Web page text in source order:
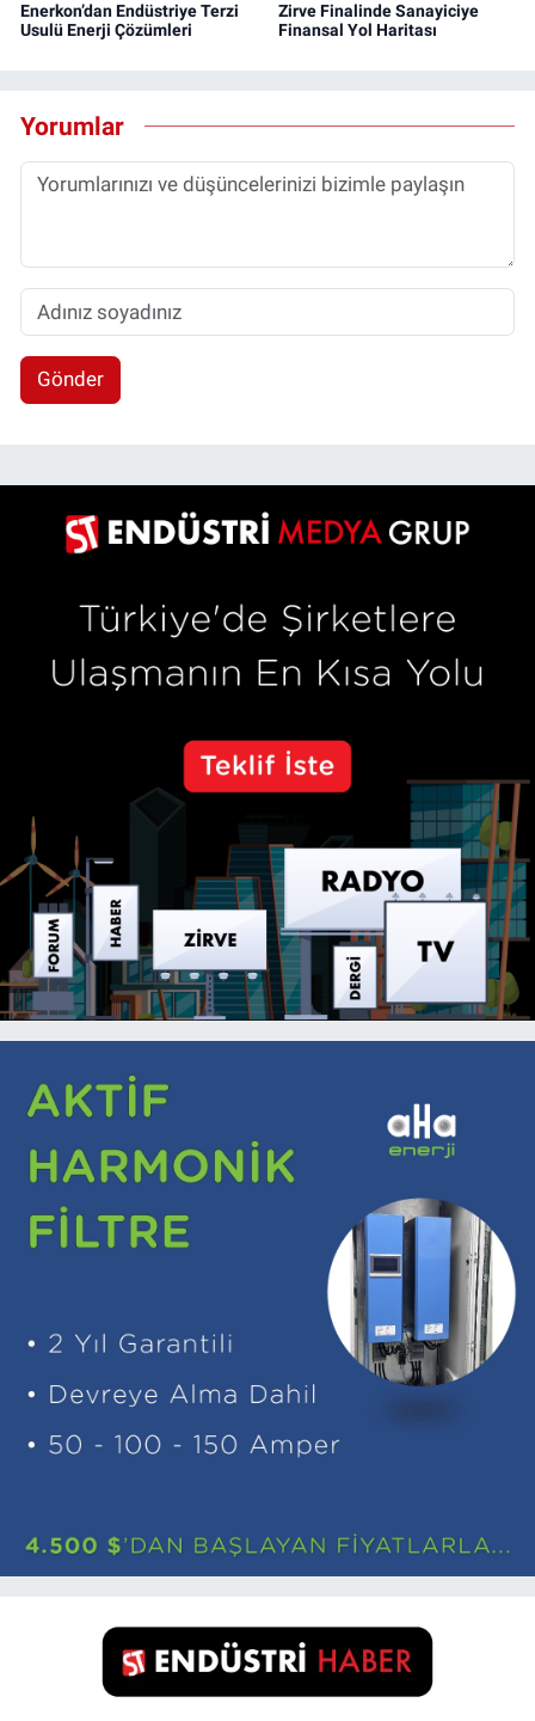
Enerkon’dan Endüstriye Terzi
Usulü Enerji Çözümleri
Zirve Finalinde Sanayiciye
Finansal Yol Haritası
Yorumlar
Gönder